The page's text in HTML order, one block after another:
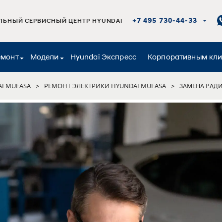
СЕРВИСНЫЙ ЦЕНТР HYUNDAI +7 495 730-44-33
Модели Hyundai Экспресс Корпоративным
MUFASA > РЕМОНТ ЭЛЕКТРИКИ HYUNDAI MUFASA > ЗАМЕНА